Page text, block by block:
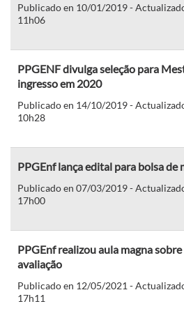
Publicado en 10/01/2019 -
11h06
PPGENF divulga seleção para
ingresso em 2020
Publicado en 14/10/2019 -
10h28
PPGEnf lança edital para bolsa de
Publicado en 07/03/2019 -
17h00
PPGEnf realizou aula magna
avaliação
Publicado en 12/05/2021 -
17h11